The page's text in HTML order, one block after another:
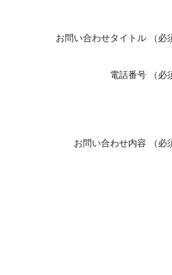
お問い合わせタイトル （必
電話番号 （必
お問い合わせ内容 （必